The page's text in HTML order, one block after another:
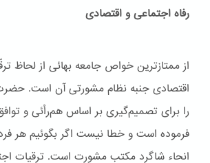
رفاه اجتماعی و اقتصادی
از ممتازترین خواص جامعه بهائی از لحاظ
اقتصادی جنبه نظام مشورتی آن است.
را برای تصمیم‌گیری بر اساس هم‌رأئی و
فرموده است و خطا نیست اگر بگوئیم هر
انحاء شاگرد مکتب مشورت است. ترقیات